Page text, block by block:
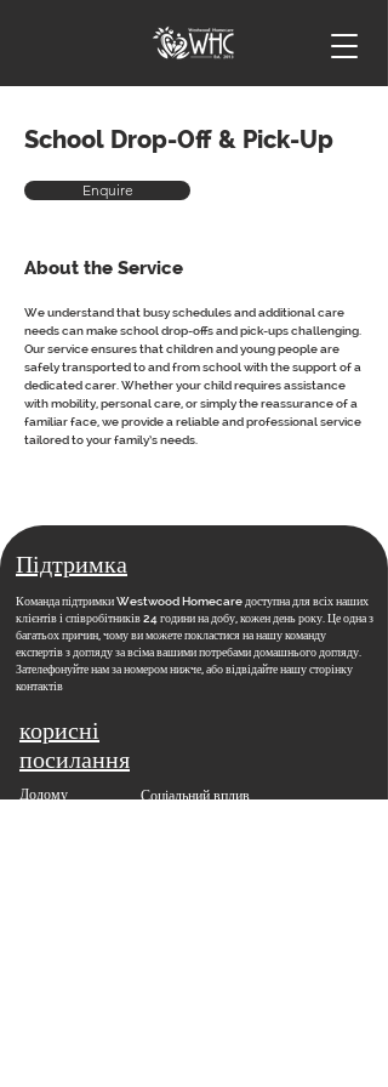
School Drop-Off & Pick-Up
Enquire
About the Service
We understand that busy schedules and additional care
needs can make school drop-offs and pick-ups challenging.
Our service ensures that children and young people are
safely transported to and from school with the support of a
dedicated carer. Whether your child requires assistance
with mobility, personal care, or simply the reassurance of a
familiar face, we provide a reliable and professional service
tailored to your family’s needs.
Підтримка
Команда підтримки Westwood Homecare доступна для всіх наших
клієнтів і співробітників 24 години на добу, кожен день року. Це одна з
багатьох причин, чому ви можете покластися на нашу команду
експертів з догляду за всіма вашими потребами домашнього догляду.
Зателефонуйте нам за номером нижче, або відвідайте нашу сторінку
контактів
корисні
посилання
Додому Соціальний вплив​